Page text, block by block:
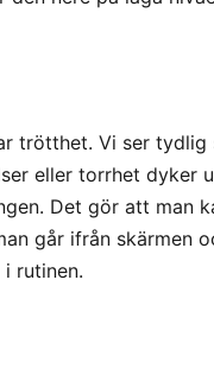
trötthet. Vi ser tydlig
eller torrhet dyker
Det gör att man
går ifrån skärmen
rutinen.